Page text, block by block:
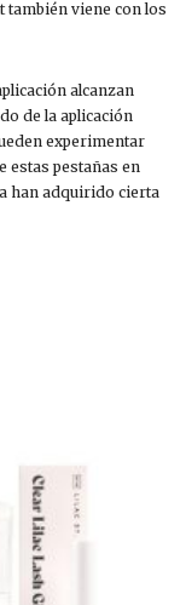
también viene con los
alcanzan
de la aplicación
experimentar
estas pestañas en
han adquirido cierta